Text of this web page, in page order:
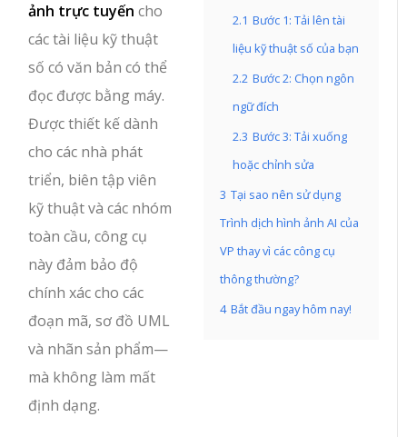
2.1 Bước 1: Tải lên tài
liệu kỹ thuật số của bạn
2.2 Bước 2: Chọn ngôn
ngữ đích
2.3 Bước 3: Tải xuống
hoặc chỉnh sửa
3 Tại sao nên sử dụng
Trình dịch hình ảnh AI của
VP thay vì các công cụ
thông thường?
4 Bắt đầu ngay hôm nay!
ảnh trực tuyến cho
các tài liệu kỹ thuật
số có văn bản có thể
đọc được bằng máy.
Được thiết kế dành
cho các nhà phát
triển, biên tập viên
kỹ thuật và các nhóm
toàn cầu, công cụ
này đảm bảo độ
chính xác cho các
đoạn mã, sơ đồ UML
và nhãn sản phẩm—
mà không làm mất
định dạng.